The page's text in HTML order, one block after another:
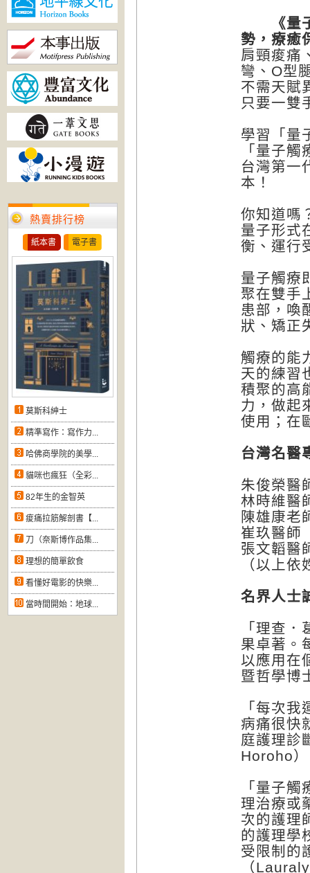
熱賣排行榜
紙本書 電子書
莫斯科紳士
精準寫作：寫作力...
哈佛商學院的美學...
貓咪也瘋狂（全彩...
82年生的金智英
痠痛拉筋解剖書【...
刀（奈斯博作品集...
理想的簡單飲食
看懂好電影的快樂...
當時間開始：地球...
《量子
勢，療癒
肩頸痠痛
彎、O
不需天賦
只要一雙
學習「量
「量子
台灣第一
本！
你知道嗎
量子形式
衡、運行
量子觸療
聚在雙手
患部，喚
狀、矯正
觸療的能
天的練習
積聚的高
力，做起
使用；在
台灣名醫
朱俊榮醫
林時維醫
陳雄康
崔玖醫師
張文韜醫
（以上
名界人士
「理查
果卓著。
以應用在
暨哲學博
「每次
病痛很快
庭護理診
Horoho）
「量子
理治療或
次的護理
的護理學
受限制的
（